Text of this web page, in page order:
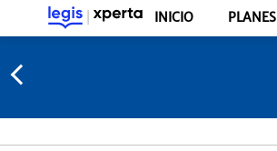
INICIO PLANES